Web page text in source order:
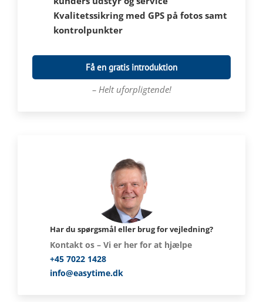
Kvalitetssikring med GPS på fotos samt
kontrolpunkter
Få en gratis introduktion
– Helt uforpligtende!
Har du spørgsmål eller brug for vejledning?
Kontakt os – Vi er her for at hjælpe
+45 7022 1428
info@easytime.dk